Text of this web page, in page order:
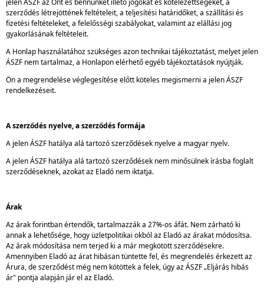
jelen ÁSZF az Önt és bennünket illető jogokat és kötelezettségeket, a
szerződés létrejöttének feltételeit, a teljesítési határidőket, a szállítási és
fizetési feltételeket, a felelősségi szabályokat, valamint az elállási jog
gyakorlásának feltételeit.
A Honlap használatához szükséges azon technikai tájékoztatást, melyet jelen
ÁSZF nem tartalmaz, a Honlapon elérhető egyéb tájékoztatások nyújtják.
Ön a megrendelése véglegesítése előtt köteles megismerni a jelen ÁSZF
rendelkezéseit.
A szerződés nyelve, a szerződés formája
A jelen ÁSZF hatálya alá tartozó szerződések nyelve a magyar nyelv.
A jelen ÁSZF hatálya alá tartozó szerződések nem minősülnek írásba foglalt
szerződéseknek, azokat az Eladó nem iktatja.
Árak
Az árak forintban értendők, tartalmazzák a 27%-os áfát. Nem zárható ki
annak a lehetősége, hogy üzletpolitikai okból az Eladó az árakat módosítsa.
Az árak módosítása nem terjed ki a már megkötött szerződésekre.
Amennyiben Eladó az árat hibásan tüntette fel, és megrendelés érkezett az
Árura, de szerződést még nem kötöttek a felek, úgy az ÁSZF „Eljárás hibás
ár" pontja alapján jár el az Eladó.